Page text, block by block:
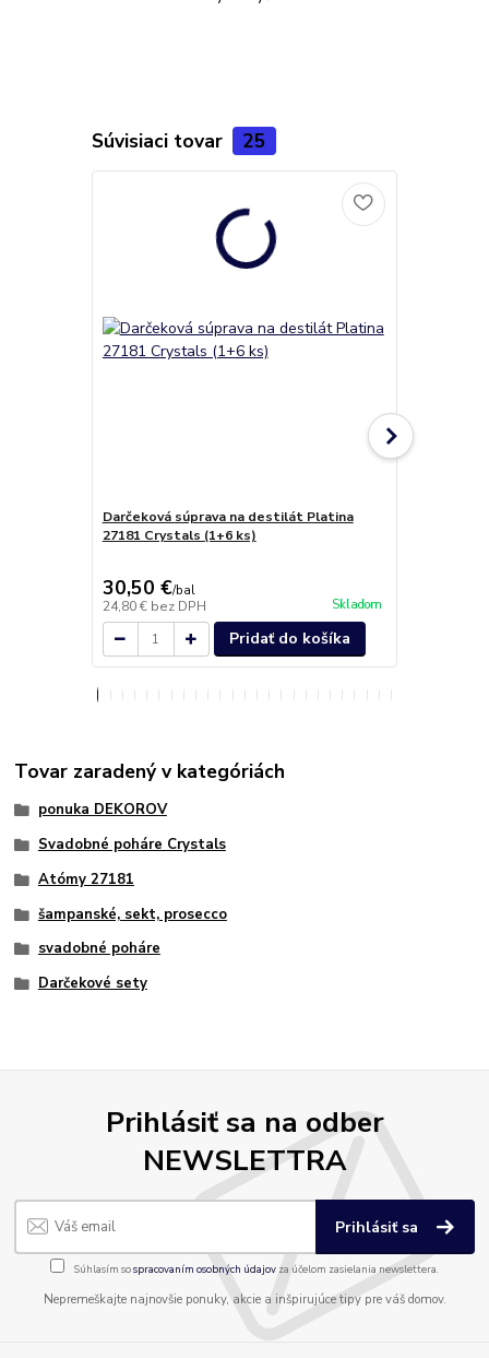
Súvisiaci tovar 25
Darčeková súprava na destilát Platina
27181 Crystals (1+6 ks)
30,50 €/bal
24,80 € bez DPH Skladom
Pridať do košíka
Tovar zaradený v kategóriách
ponuka DEKOROV
Svadobné poháre Crystals
Atómy 27181
šampanské, sekt, prosecco
svadobné poháre
Darčekové sety
Prihlásiť sa na odber
NEWSLETTRA
Prihlásiť sa
Súhlasím sospracovaním osobných údajov za účelom zasielania newslettera.
Nepremeškajte najnovšie ponuky, akcie a inšpirujúce tipy pre váš domov.